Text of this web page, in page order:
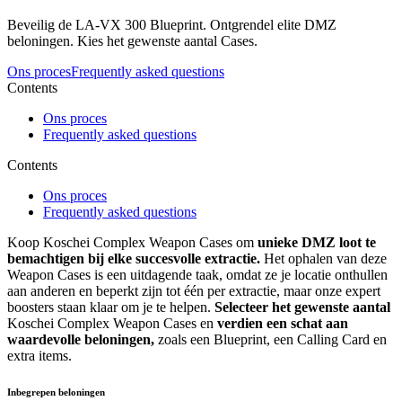
Beveilig de LA-VX 300 Blueprint. Ontgrendel elite DMZ
beloningen. Kies het gewenste aantal Cases.
Ons procesFrequently asked questions
Contents
Ons proces
Frequently asked questions
Contents
Ons proces
Frequently asked questions
Koop Koschei Complex Weapon Cases om unieke DMZ loot te
bemachtigen bij elke succesvolle extractie. Het ophalen van deze
Weapon Cases is een uitdagende taak, omdat ze je locatie onthullen
aan anderen en beperkt zijn tot één per extractie, maar onze expert
boosters staan klaar om je te helpen. Selecteer het gewenste aantal
Koschei Complex Weapon Cases en verdien een schat aan
waardevolle beloningen, zoals een Blueprint, een Calling Card en
extra items.
Inbegrepen beloningen